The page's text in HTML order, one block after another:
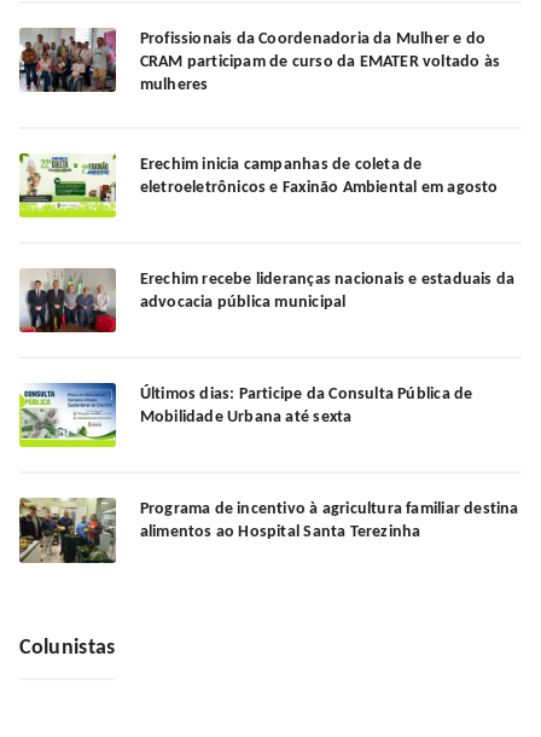
Profissionais da Coordenadoria da Mulher e do
CRAM participam de curso da EMATER voltado às
mulheres
Erechim inicia campanhas de coleta de
eletroeletrônicos e Faxinão Ambiental em agosto
Erechim recebe lideranças nacionais e estaduais da
advocacia pública municipal
Últimos dias: Participe da Consulta Pública de
Mobilidade Urbana até sexta
Programa de incentivo à agricultura familiar destina
alimentos ao Hospital Santa Terezinha
Colunistas